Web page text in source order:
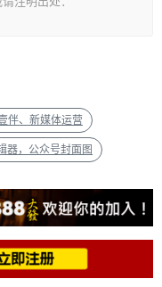
伴、新媒体运营
器，公众号封面图